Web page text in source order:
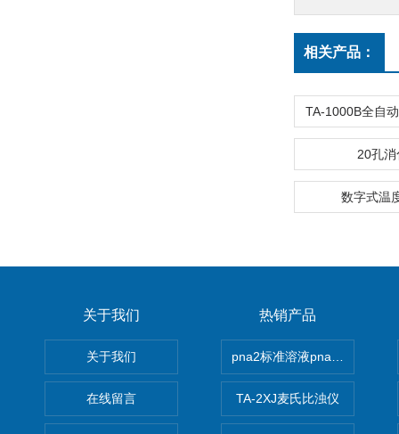
相关产品：
20孔
数字式温
关于我们
关于我们
在线留言
热销产品
pna2标准溶液pna3 pna4
TA-2XJ麦氏比浊仪